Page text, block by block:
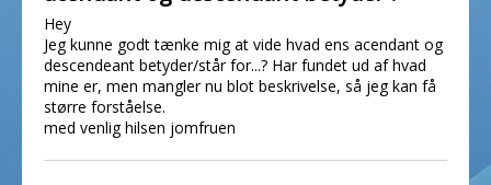
Hey
Jeg kunne godt tænke mig at vide hvad ens acendant og
descendeant betyder/står for...? Har fundet ud af hvad
mine er, men mangler nu blot beskrivelse, så jeg kan få
større forståelse.
med venlig hilsen jomfruen